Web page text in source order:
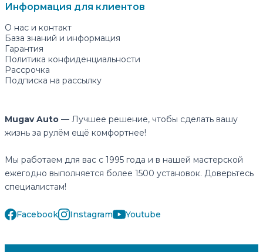
Информация для клиентов
О нас и контакт
База знаний и информация
Гарантия
Политика конфиденциальности
Рассрочка
Подписка на рассылку
Mugav Auto — Лучшее решение, чтобы сделать вашу
жизнь за рулём ещё комфортнее!
Мы работаем для вас с 1995 года и в нашей мастерской
ежегодно выполняется более 1500 установок. Доверьтесь
специалистам!
Facebook Instagram Youtube